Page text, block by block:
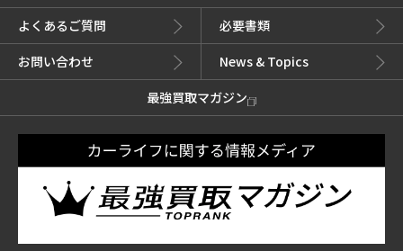
よくあるご質問
必要書類
お問い合わせ
News & Topics
最強買取マガジン